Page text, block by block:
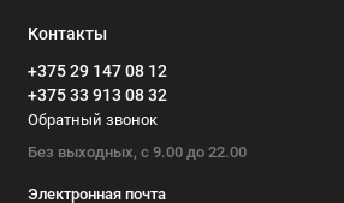
Контакты
+375 29 147 08 12
+375 33 913 08 32
Обратный звонок
Без выходных, с 9.00 до 22.00
Электронная почта